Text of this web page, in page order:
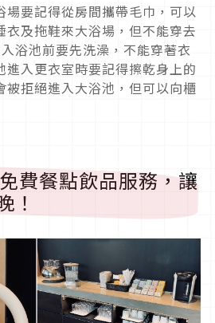
場要記得從房間攜帶毛巾，可以
衣及拖鞋來大浴場，但不能穿去
浴池前要先洗澡，不能穿著衣
進入更衣室時要記得擦乾身上的
被拒絕進入大浴池，但可以向櫃
費餐點飲品服務，讓
！